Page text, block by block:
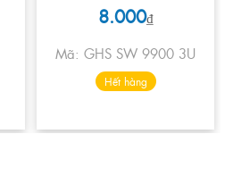
8.000₫
Mã: GHS SW 9900 3U
Hết hàng